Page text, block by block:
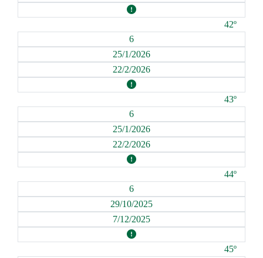
42º
6
25/1/2026
22/2/2026
43º
6
25/1/2026
22/2/2026
44º
6
29/10/2025
7/12/2025
45º